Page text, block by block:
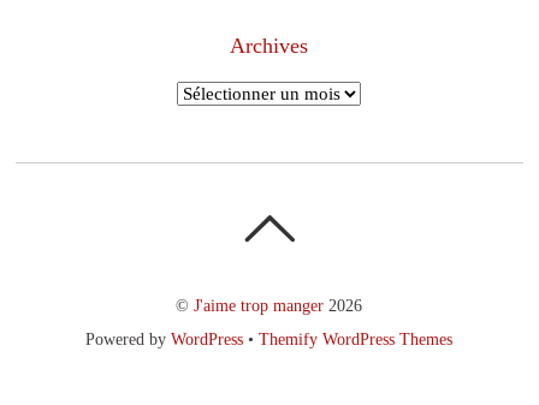
Archives
Archives
©J'aime trop manger 2026
Powered byWordPress •Themify WordPress Themes